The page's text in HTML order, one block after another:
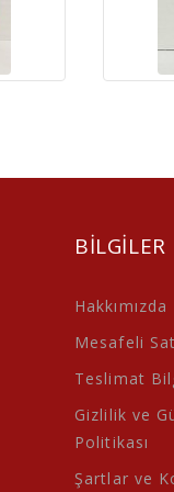
BILGILER
Hakkımızda
Mesafeli
Teslimat
Gizlilik ve
Politikası
Şartlar ve